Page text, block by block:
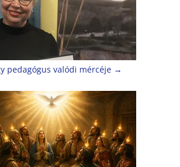
pedagógus valódi mércéje →